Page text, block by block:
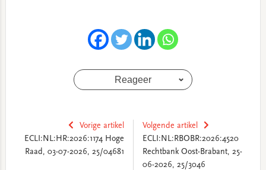
Reageer
Vorige artikel
ECLI:NL:HR:2026:1174 Hoge
Raad, 03-07-2026, 25/04681
Volgende artikel
ECLI:NL:RBOBR:2026:4520
Rechtbank Oost-Brabant, 25-
06-2026, 25/3046